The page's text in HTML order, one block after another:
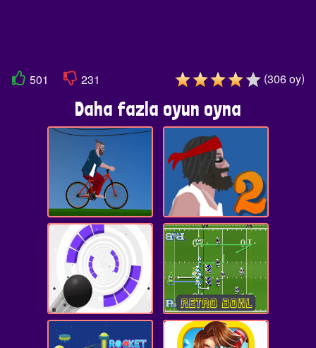
501 231 (306oy)
Daha fazla oyun oyna